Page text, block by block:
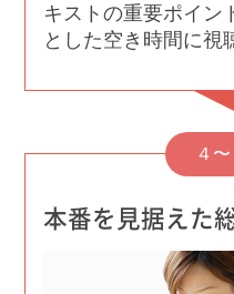
キストの重要ポイン
とした空き時間に視
４
本番を見据えた